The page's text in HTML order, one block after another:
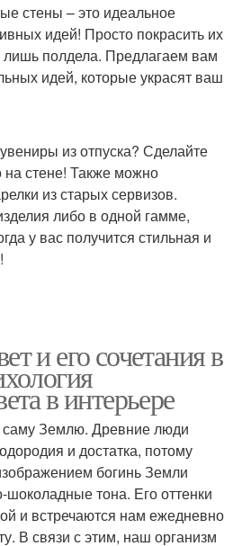
стены – это идеальное
идей! Просто покрасить их
лишь полдела. Предлагаем вам
идей, которые украсят ваш
из отпуска? Сделайте
на стене! Также можно
из старых сервизов.
либо в одной гамме,
у вас получится стильная и
и его сочетания в
в интерьере
саму Землю. Древние люди
и достатка, потому
богинь Земли
тона. Его оттенки
и встречаются нам ежедневно
В связи с этим, наш организм